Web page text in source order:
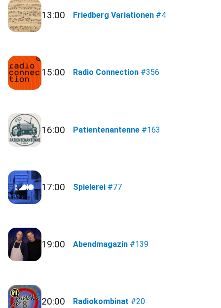
13:00 Friedberg Variationen #4
15:00 Radio Connection #356
16:00 Patientenantenne #163
17:00 Spielerei #77
19:00 Abendmagazin #139
20:00 Radiokombinat #20